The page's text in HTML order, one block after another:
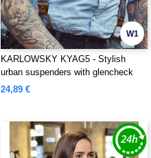
W1
KARLOWSKY KYAG5 - Stylish
urban suspenders with glencheck
pattern
24,89 €